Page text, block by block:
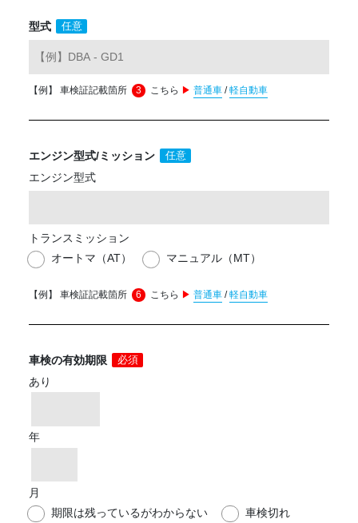
型式 任意
【例】 車検証記載箇所 3 こちら ▶ 普通車 /軽自動車
エンジン型式/ミッション 任意
エンジン型式
トランスミッション
オートマ（AT）
マニュアル（MT）
【例】 車検証記載箇所 6 こちら ▶ 普通車 /軽自動車
車検の有効期限 必須
あり
年
月
期限は残っているがわからない
車検切れ